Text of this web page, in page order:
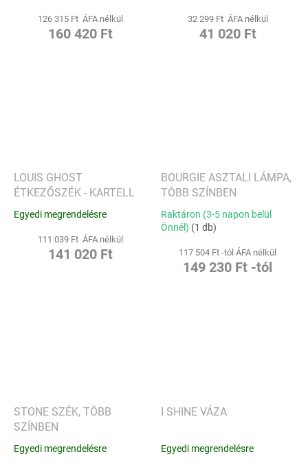
126 315 Ft ÁFA nélkül
160 420 Ft
32 299 Ft ÁFA nélkül
41 020 Ft
LOUIS GHOST
ÉTKEZŐSZÉK - KARTELL
Egyedi megrendelésre
111 039 Ft ÁFA nélkül
141 020 Ft
BOURGIE ASZTALI LÁMPA,
TÖBB SZÍNBEN
Raktáron (3-5 napon belül
Önnél) (1 db)
117 504 Ft -tól ÁFA nélkül
149 230 Ft -tól
STONE SZÉK, TÖBB
SZÍNBEN
Egyedi megrendelésre
I SHINE VÁZA
Egyedi megrendelésre